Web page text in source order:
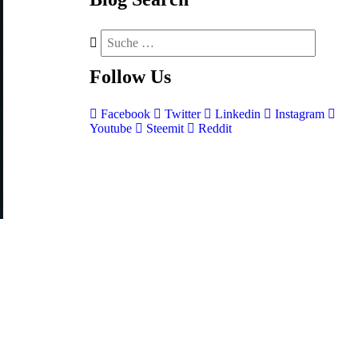
Follow Us
Facebook Twitter Linkedin
Instagram
Youtube
Steemit Reddit